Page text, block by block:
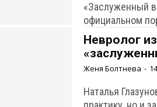
«Заслуженный
официальном
Невролог
Женя Болтнева -
Наталья